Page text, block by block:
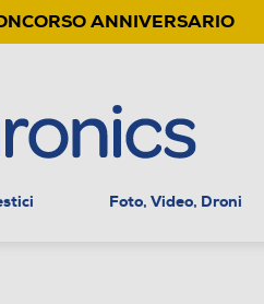
ANNIVERSARIO
Foto, Video, Droni